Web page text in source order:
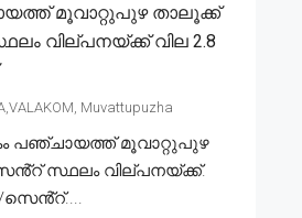
മൂവാറ്റുപുഴ താലൂക്ക്
വില്പനയ്ക്ക് വില 2.8
Muvattupuzha
പഞ്ചായത്ത് മൂവാറ്റുപുഴ
സ്ഥലം വില്പനയ്ക്ക്.
സെൻ്റ്....